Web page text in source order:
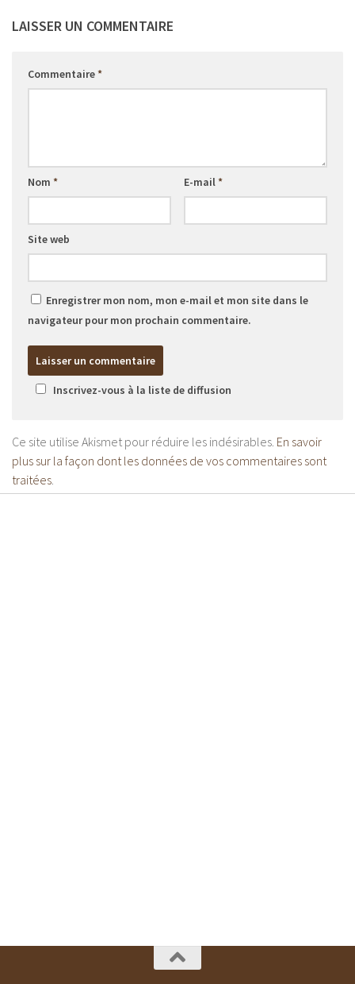
LAISSER UN COMMENTAIRE
Commentaire*
Nom * E-mail*
Site web
Enregistrer mon nom, mon e-mail et mon site dans le
navigateur pour mon prochain commentaire.
Inscrivez-vous à la liste de diffusion
Ce site utilise Akismet pour réduire les indésirables. En savoir
plus sur la façon dont les données de vos commentaires sont
traitées.